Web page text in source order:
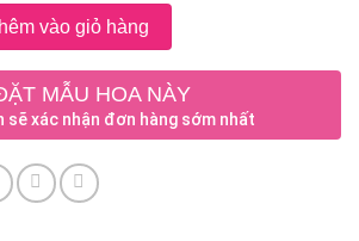
vào giỏ hàng
MẪU HOA NÀY
sẽ xác nhận đơn hàng sớm nhất